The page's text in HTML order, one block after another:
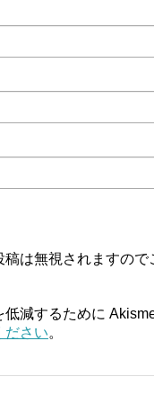
は無視されますので
減するために
ださい。